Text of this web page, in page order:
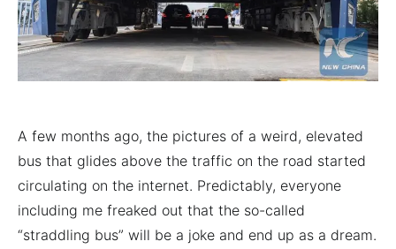
A few months ago, the pictures of a weird, elevated
bus that glides above the traffic on the road started
circulating on the internet. Predictably, everyone
including me freaked out that the so-called
“straddling bus” will be a joke and end up as a dream.